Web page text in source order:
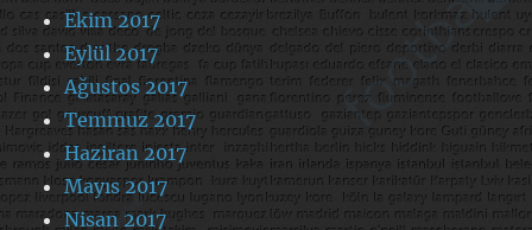
Ekim 2017
Eylül 2017
Ağustos 2017
Temmuz 2017
Haziran 2017
Mayıs 2017
Nisan 2017